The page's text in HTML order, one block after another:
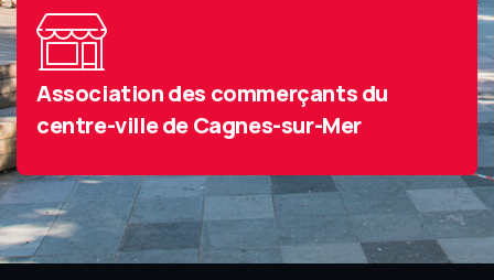
Association des commerçants du
centre-ville de Cagnes-sur-Mer